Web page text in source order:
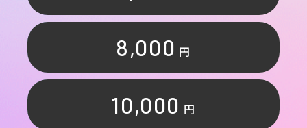
8,000 円
10,000 円